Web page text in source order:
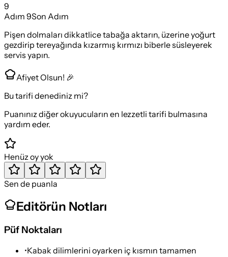
9
Adım 9Son Adım
Pişen dolmaları dikkatlice tabağa aktarın, üzerine yoğurt
gezdirip tereyağında kızarmış kırmızı biberle süsleyerek
servis yapın.
Afiyet Olsun! 🎉
Bu tarifi denediniz mi?
Puanınız diğer okuyucuların en lezzetli tarifi bulmasına
yardım eder.
Henüz oy yok
Sen de puanla
Editörün Notları
Püf Noktaları
•Kabak dilimlerini oyarken iç kısmın tamamen